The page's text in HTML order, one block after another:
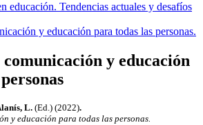
educación. Tendencias actuales y desafíos
y educación
L. (Ed.) (2022).
y educación para todas las personas.